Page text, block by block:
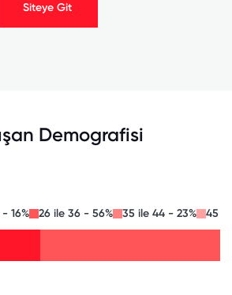
Siteye Git
Demografisi
16% 26 ile 36 - 56% 35 ile 44 - 23% 45